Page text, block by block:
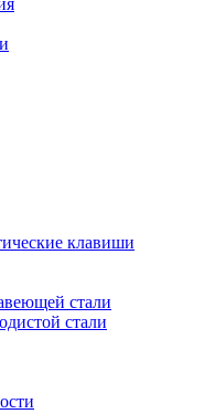
клавиши
стали
стали